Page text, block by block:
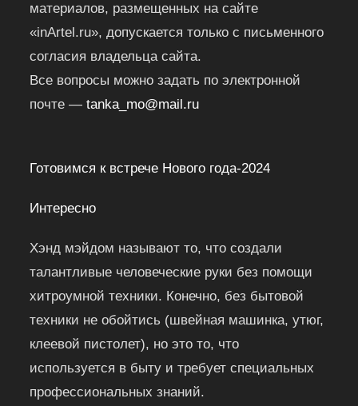
материалов, размещенных на сайте
«inArtel.ru», допускается только с письменного
согласия владельца сайта.
Все вопросы можно задать по электронной
почте —tanka_mo@mail.ru
Готовимся к встрече Нового года-2024
Интересно
Хэнд мэйдом называют то, что создали
талантливые человеческие руки без помощи
хитроумной техники. Конечно, без бытовой
техники не обойтись (швейная машинка, утюг,
клеевой пистолет), но это то, что
используется в быту и требует специальных
профессиональных знаний.